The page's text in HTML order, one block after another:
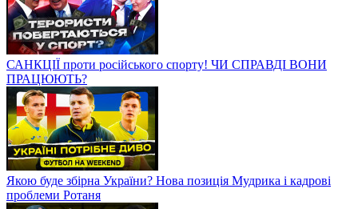
САНКЦІЇ проти російського спорту! ЧИ СПРАВДІ ВОНИ
ПРАЦЮЮТЬ?
Якою буде збірна України? Нова позиція Мудрика і кадрові
проблеми Ротаня